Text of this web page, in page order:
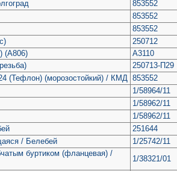
853552
853552
853552
250712
(А806)
А3110
250713-П29
(Тефлон) (морозостойкий) / КМД 853552
1/58964/11
1/58962/11
1/58962/11
251644
/ Белебей
1/25742/11
буртиком (фланцевая) /
1/38321/01